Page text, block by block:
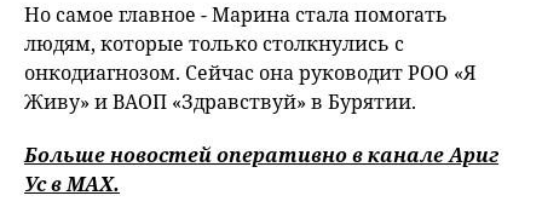
Но самое главное - Марина стала помогать
людям, которые только столкнулись с
онкодиагнозом. Сейчас она руководит РОО «Я
Живу» и ВАОП «Здравствуй» в Бурятии.
Больше новостей оперативно в канале Ариг
Ус вMAХ.